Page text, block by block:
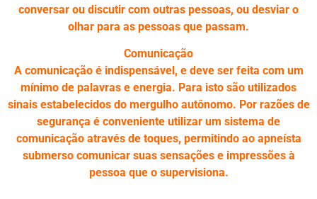
conversar ou discutir com outras pessoas, ou desviar o
olhar para as pessoas que passam.
Comunicação
A comunicação é indispensável, e deve ser feita com um
mínimo de palavras e energia. Para isto são utilizados
sinais estabelecidos do mergulho autônomo. Por razões de
segurança é conveniente utilizar um sistema de
comunicação através de toques, permitindo ao apneísta
submerso comunicar suas sensações e impressões à
pessoa que o supervisiona.